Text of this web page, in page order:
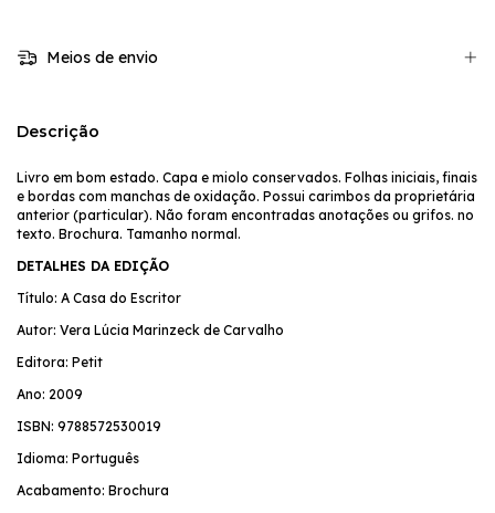
Meios de envio
Descrição
Livro em bom estado. Capa e miolo conservados. Folhas iniciais, finais
e bordas com manchas de oxidação. Possui carimbos da proprietária
anterior (particular). Não foram encontradas anotações ou grifos. no
texto. Brochura. Tamanho normal.
DETALHES DA EDIÇÃO
Título: A Casa do Escritor
Autor: Vera Lúcia Marinzeck de Carvalho
Editora: Petit
Ano: 2009
ISBN: 9788572530019
Idioma: Português
Acabamento: Brochura